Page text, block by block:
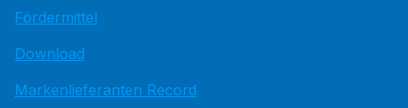
Fördermittel
Download
Markenlieferanten Record